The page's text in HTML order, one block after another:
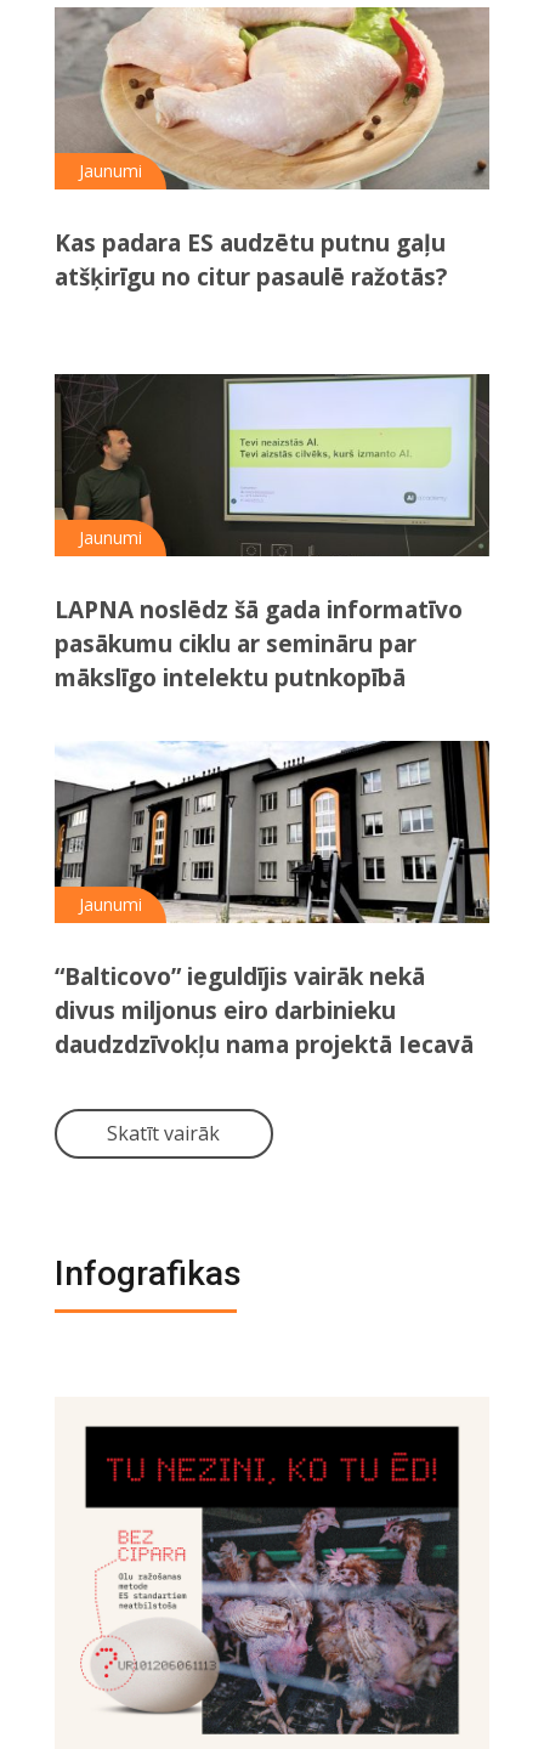
Jaunumi
Kas padara ES audzētu putnu gaļu
atšķirīgu no citur pasaulē ražotās?
Jaunumi
LAPNA noslēdz šā gada informatīvo
pasākumu ciklu ar semināru par
mākslīgo intelektu putnkopībā
Jaunumi
“Balticovo” ieguldījis vairāk nekā
divus miljonus eiro darbinieku
daudzdzīvokļu nama projektā Iecavā
Skatīt vairāk
Infografikas